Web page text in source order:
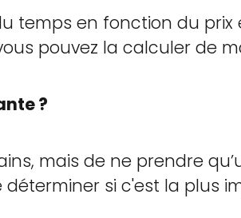
temps en fonction du prix
pouvez la calculer de
?
mais de ne prendre
si c'est la plus